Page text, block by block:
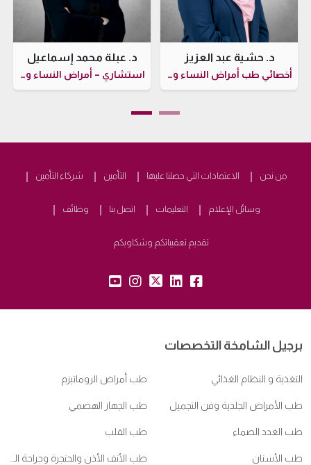
د. حشية عبد العزيز
أخصائي طب أمراض النساء والولادة
د. عبلة محمد إسماعيل
استشاري – أمراض النساء والتوليد
من نحن الاعتمادات التي حصلنا عليها التأمين شركاء التأمين
وسائل الإعلام التعليمات اتصل بنا وظائف
تقديم تعقيباتكم وشكاويكم
fb:
lk:
tw:
insta:
yt:
برجيل الشامخة التخصصات
التغذية و النظام الغذائي طب أمراض الروماتيزم
طب الأمراض الجلدية وفن التجميل طب الجهاز الهضمي
طب الغدد الصماء طب القلب
طب الأسنان